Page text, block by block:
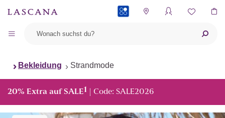
Bekleidung Strandmode
20% Extra auf SALE1 | Code: SALE2026